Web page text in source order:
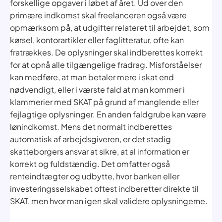
forskellige opgaver i løbet af året. Ud over den
primære indkomst skal freelanceren også være
opmærksom på, at udgifter relateret til arbejdet, som
kørsel, kontorartikler eller faglitteratur, ofte kan
fratrækkes. De oplysninger skal indberettes korrekt
for at opnå alle tilgængelige fradrag. Misforståelser
kan medføre, at man betaler mere i skat end
nødvendigt, eller i værste fald at man kommer i
klammerier med SKAT på grund af manglende eller
fejlagtige oplysninger. En anden faldgrube kan være
lønindkomst. Mens det normalt indberettes
automatisk af arbejdsgiveren, er det stadig
skatteborgers ansvar at sikre, at al information er
korrekt og fuldstændig. Det omfatter også
renteindtægter og udbytte, hvor banken eller
investeringsselskabet oftest indberetter direkte til
SKAT, men hvor man igen skal validere oplysningerne.